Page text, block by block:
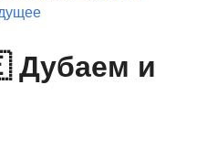
Дубаем и